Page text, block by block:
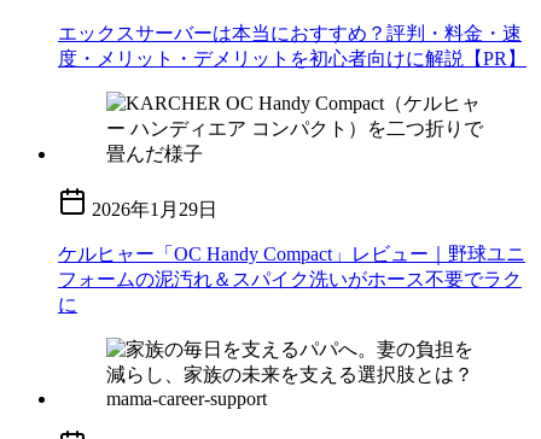
エックスサーバーは本当におすすめ？評判・料金・速
度・メリット・デメリットを初心者向けに解説【PR】
2026年1月29日
ケルヒャー「OC Handy Compact」レビュー｜野球ユニ
フォームの泥汚れ＆スパイク洗いがホース不要でラク
に